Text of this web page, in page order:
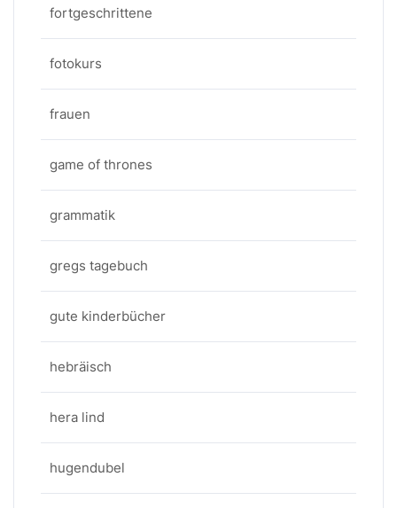
fortgeschrittene
fotokurs
frauen
game of thrones
grammatik
gregs tagebuch
gute kinderbücher
hebräisch
hera lind
hugendubel